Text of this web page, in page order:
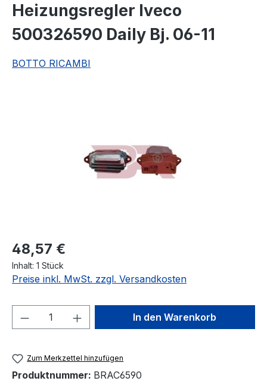
Heizungsregler Iveco
500326590 Daily Bj. 06-11
BOTTO RICAMBI
Regulärer Preis:
48,57 €
Inhalt: 1 Stück
Preise inkl. MwSt. zzgl. Versandkosten
Produkt Anzahl: Gib denIn den Warenkorb
Zum Merkzettel hinzufügen
Produktnummer: BRAC6590